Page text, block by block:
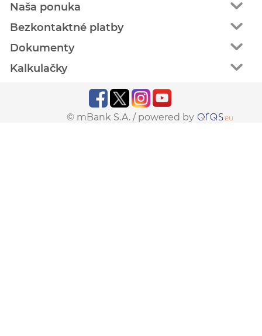
Naša ponuka
Bezkontaktné platby
Dokumenty
Kalkulačky
© mBank S.A. / powered by